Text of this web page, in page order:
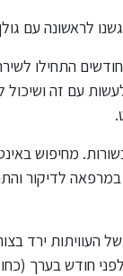
לראשונה עם
התחילו
עם זה ושיכול
מחיפוש
לדיקור
העוויתות ירד
חודש בערך